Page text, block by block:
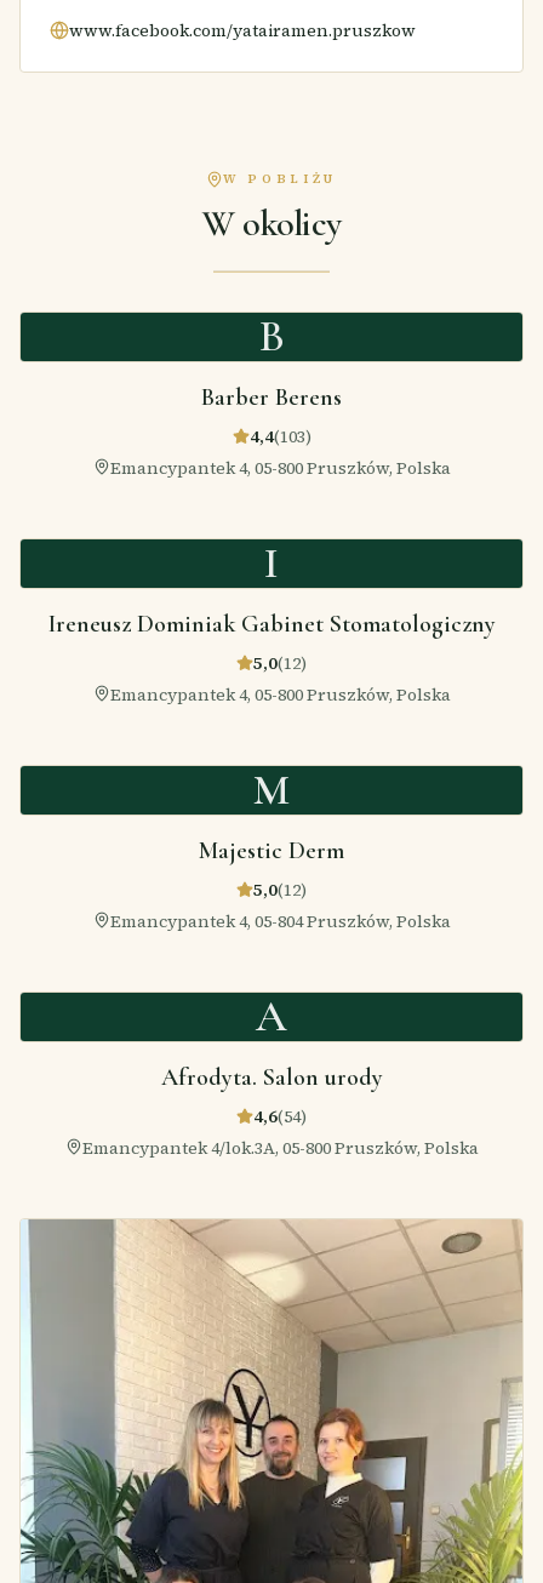
www.facebook.com/yatairamen.pruszkow
W POBLIŻU
W okolicy
B
Barber Berens
4,4(103)
Emancypantek 4, 05-800 Pruszków, Polska
I
Ireneusz Dominiak Gabinet Stomatologiczny
5,0(12)
Emancypantek 4, 05-800 Pruszków, Polska
M
Majestic Derm
5,0(12)
Emancypantek 4, 05-804 Pruszków, Polska
A
Afrodyta. Salon urody
4,6(54)
Emancypantek 4/lok.3A, 05-800 Pruszków, Polska